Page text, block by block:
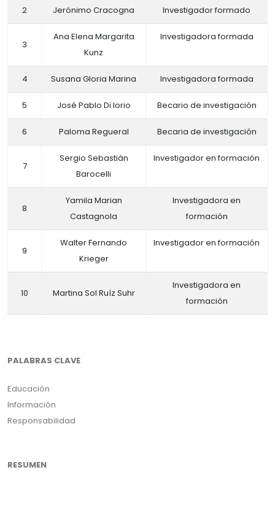
2 Jerónimo Cracogna Investigador formado
3
Ana Elena Margarita
Kunz
Investigadora formada
4 Susana Gloria Marina Investigadora formada
5 José Pablo Di Iorio Becario de investigación
6 Paloma Regueral Becaria de investigación
7
Sergio Sebastián
Barocelli
Investigador en formación
8
Yamila Marian
Castagnola
Investigadora en
formación
9
Walter Fernando
Krieger
Investigador en formación
10 Martina Sol Ruíz Suhr
Investigadora en
formación
PALABRAS CLAVE
Educación
Información
Responsabilidad
RESUMEN